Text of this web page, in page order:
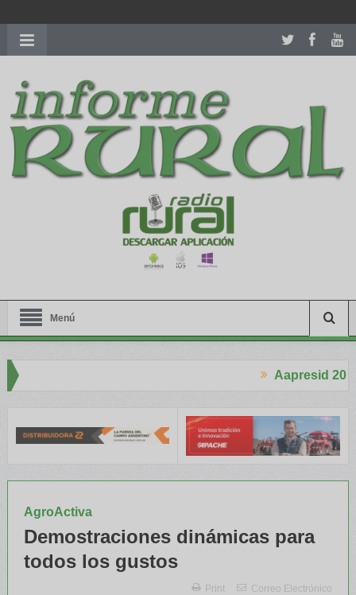
richardmillereplica
women.patekphilippe.tofor sale in usa recognized command with
dining room table ceremony. welcome to our
perfectwatches.is
shop. best youngsexdoll.comwith professional customer
services. 1: 1 design high
https://reallydiamond.com/
Menú
AgroActiva
Demostraciones dinámicas para
todos los gustos
Print Correo Electrónico